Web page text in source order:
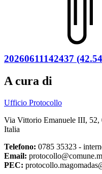
20260611142437
A cura di
Ufficio Protocollo
Via Vittorio Emanuele III, 52,
Italia
Telefono: 0785 35323 -
Email:
PEC: